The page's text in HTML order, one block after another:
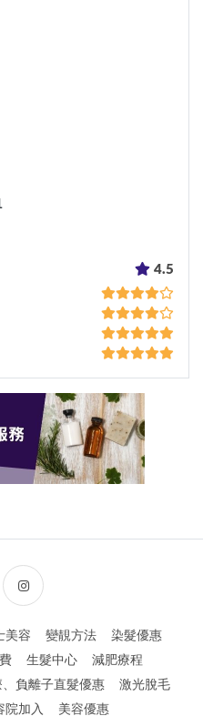
4.5
美容 變靚方法
染髮優惠
生髮中心
減肥療程
、負離子直髮優惠
激光脫毛
院加入 美容優惠